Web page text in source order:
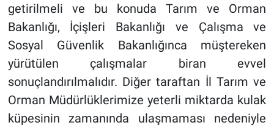
getirilmeli ve bu konuda Tarım ve Orman
Bakanlığı, İçişleri Bakanlığı ve Çalışma ve
Sosyal Güvenlik Bakanlığınca müştereken
yürütülen çalışmalar biran evvel
sonuçlandırılmalıdır. Diğer taraftan İl Tarım ve
Orman Müdürlüklerimize yeterli miktarda kulak
küpesinin zamanında ulaşmaması nedeniyle